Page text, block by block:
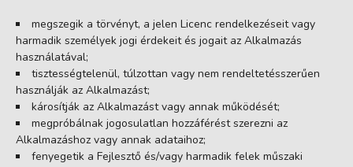
megszegik a törvényt, a jelen Licenc rendelkezéseit vagy
harmadik személyek jogi érdekeit és jogait az Alkalmazás
használatával;
tisztességtelenül, túlzottan vagy nem rendeltetésszerűen
használják az Alkalmazást;
károsítják az Alkalmazást vagy annak működését;
megpróbálnak jogosulatlan hozzáférést szerezni az
Alkalmazáshoz vagy annak adataihoz;
fenyegetik a Fejlesztő és/vagy harmadik felek műszaki